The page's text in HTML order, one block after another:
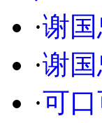
·谢
·谢
·可